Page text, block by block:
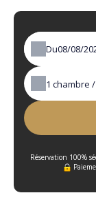
Du
1 chambre /
Réservation 100%